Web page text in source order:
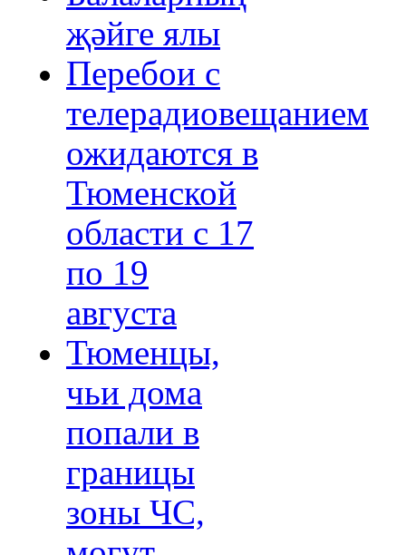
җәйге ялы
Перебои с
телерадиовещанием
ожидаются в
Тюменской
области с 17
по 19
августа
Тюменцы,
чьи дома
попали в
границы
зоны ЧС,